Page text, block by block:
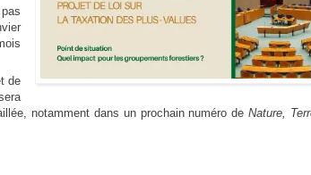
de
notamment dans un prochain numéro deNature,